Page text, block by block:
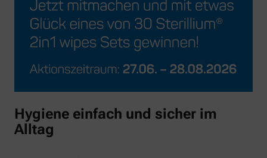
Hygiene einfach und sicher im
Alltag